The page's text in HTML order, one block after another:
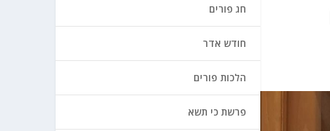
חג פורים
חודש אדר
הלכות פורים
פרשת כי תשא